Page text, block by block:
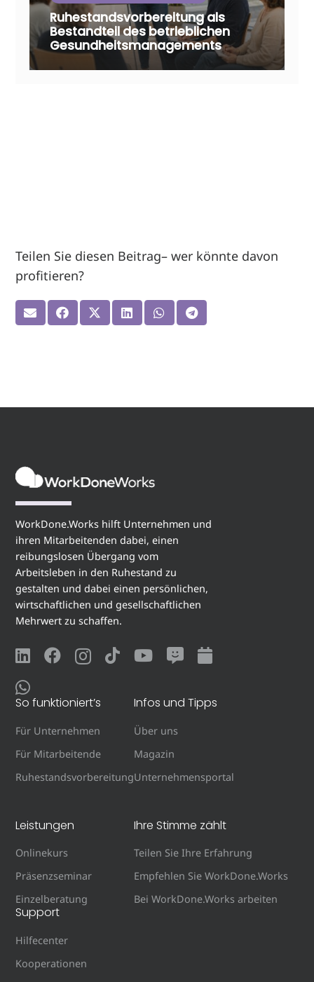
Ruhestandsvorbereitung als
Bestandteil des betrieblichen
Gesundheitsmanagements
Teilen Sie diesen Beitrag– wer könnte davon
profitieren?
WorkDone.Works hilft Unternehmen und
ihren Mitarbeitenden dabei, einen
reibungslosen Übergang vom
Arbeitsleben in den Ruhestand zu
gestalten und dabei einen persönlichen,
wirtschaftlichen und gesellschaftlichen
Mehrwert zu schaffen.
So funktioniert’s
Für Unternehmen
Für Mitarbeitende
Ruhestandsvorbereitung
Leistungen
Onlinekurs
Präsenzseminar
Einzelberatung
Infos und Tipps
Über uns
Magazin
Unternehmensportal
Ihre Stimme zählt
Teilen Sie Ihre Erfahrung
Empfehlen Sie WorkDone.Works
Bei WorkDone.Works arbeiten
Support
Hilfecenter
Kooperationen